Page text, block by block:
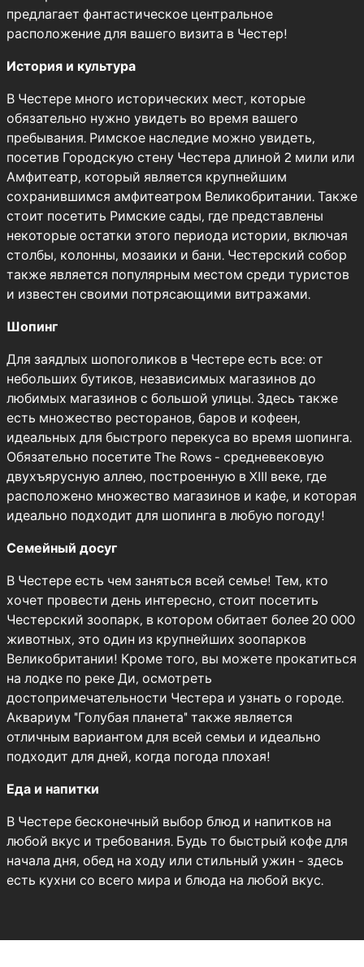
предлагает фантастическое центральное
расположение для вашего визита в Честер!
История и культура
В Честере много исторических мест, которые
обязательно нужно увидеть во время вашего
пребывания. Римское наследие можно увидеть,
посетив Городскую стену Честера длиной 2 мили или
Амфитеатр, который является крупнейшим
сохранившимся амфитеатром Великобритании. Также
стоит посетить Римские сады, где представлены
некоторые остатки этого периода истории, включая
столбы, колонны, мозаики и бани. Честерский собор
также является популярным местом среди туристов
и известен своими потрясающими витражами.
Шопинг
Для заядлых шопоголиков в Честере есть все: от
небольших бутиков, независимых магазинов до
любимых магазинов с большой улицы. Здесь также
есть множество ресторанов, баров и кофеен,
идеальных для быстрого перекуса во время шопинга.
Обязательно посетите The Rows - средневековую
двухъярусную аллею, построенную в XIII веке, где
расположено множество магазинов и кафе, и которая
идеально подходит для шопинга в любую погоду!
Семейный досуг
В Честере есть чем заняться всей семье! Тем, кто
хочет провести день интересно, стоит посетить
Честерский зоопарк, в котором обитает более 20 000
животных, это один из крупнейших зоопарков
Великобритании! Кроме того, вы можете прокатиться
на лодке по реке Ди, осмотреть
достопримечательности Честера и узнать о городе.
Аквариум "Голубая планета" также является
отличным вариантом для всей семьи и идеально
подходит для дней, когда погода плохая!
Еда и напитки
В Честере бесконечный выбор блюд и напитков на
любой вкус и требования. Будь то быстрый кофе для
начала дня, обед на ходу или стильный ужин - здесь
есть кухни со всего мира и блюда на любой вкус.